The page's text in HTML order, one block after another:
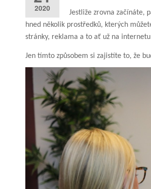
2020
Jestliže zrovna začínáte,
hned několik prostředků, kterých
stránky, reklama a to ať už na
Jen tímto způsobem si zajistíte to, že